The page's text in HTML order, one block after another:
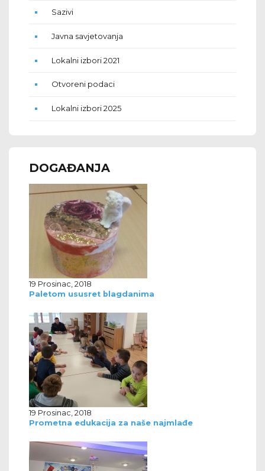
Sazivi
Javna savjetovanja
Lokalni izbori 2021
Otvoreni podaci
Lokalni izbori 2025
DOGAĐANJA
19 Prosinac, 2018
Paletom ususret blagdanima
19 Prosinac, 2018
Prometna edukacija za naše najmlađe